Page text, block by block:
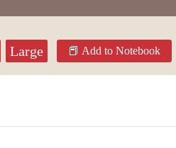
Large Add to Notebook